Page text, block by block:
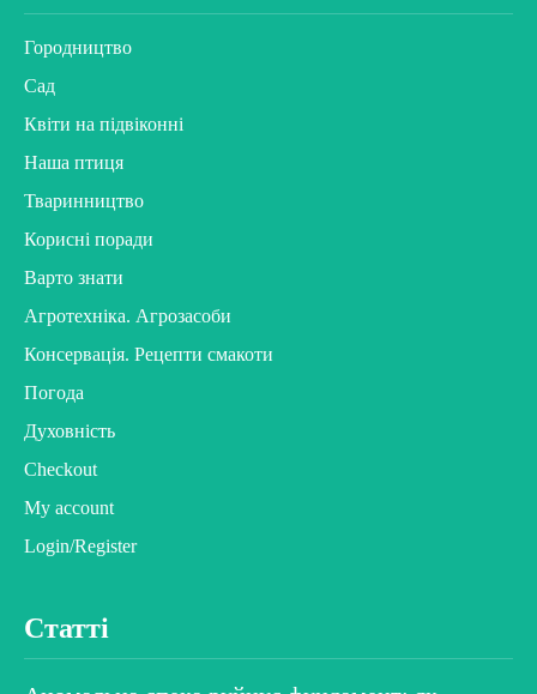
Городництво
Сад
Квіти на підвіконні
Наша птиця
Тваринництво
Корисні поради
Варто знати
Агротехніка. Агрозасоби
Консервація. Рецепти смакоти
Погода
Духовність
Checkout
My account
Login/Register
Статті